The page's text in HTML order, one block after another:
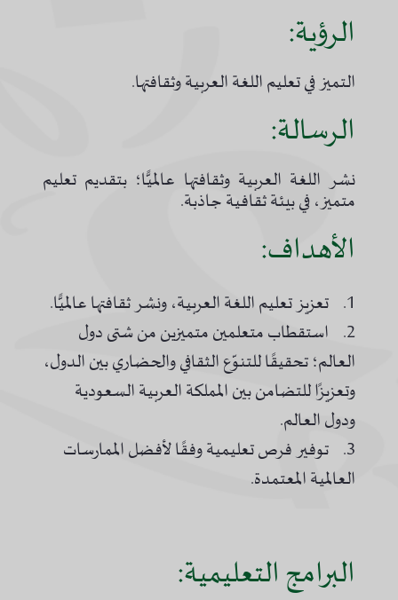
الرؤية:
التميز في تعليم اللغة العربية وثقافتها.
الرسالة:
نشر اللغة العربية وثقافتها عالميًّا؛ بتقديم تعليم
متميز، في بيئة ثقافية جاذبة.
الأهداف:
1. تعزيز تعليم اللغة العربية، ونشر ثقافتها عالميًّا.
2. استقطاب متعلمين متميزين من شتى دول
العالم؛ تحقيقًا للتنوّع الثقافي والحضاري بين الدول،
وتعزيزًا للتضامن بين المملكة العربية السعودية
ودول العالم.
3. توفير فرص تعليمية وفقًا لأفضل الممارسات
العالمية المعتمدة.
البرامج التعليمية: